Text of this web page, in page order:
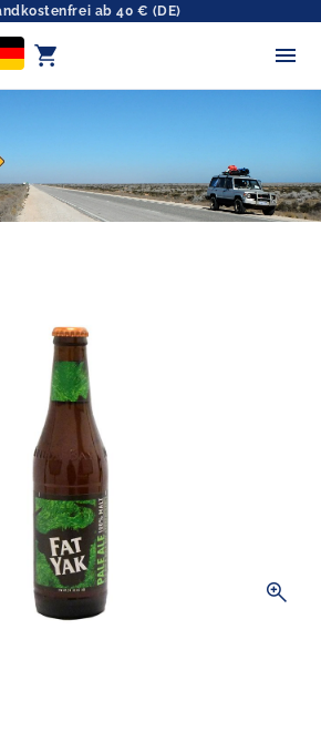
ab 40 € (DE)
shopping_cart
zoom_in